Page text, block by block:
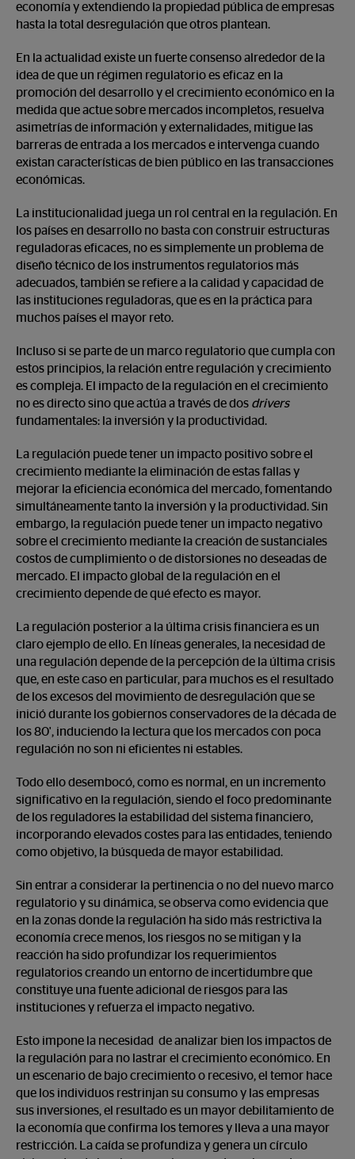
economía y extendiendo la propiedad pública de empresas
hasta la total desregulación que otros plantean.
En la actualidad existe un fuerte consenso alrededor de la
idea de que un régimen regulatorio es eficaz en la
promoción del desarrollo y el crecimiento económico en la
medida que actue sobre mercados incompletos, resuelva
asimetrías de información y externalidades, mitigue las
barreras de entrada a los mercados e intervenga cuando
existan características de bien público en las transacciones
económicas.
La institucionalidad juega un rol central en la regulación. En
los países en desarrollo no basta con construir estructuras
reguladoras eficaces, no es simplemente un problema de
diseño técnico de los instrumentos regulatorios más
adecuados, también se refiere a la calidad y capacidad de
las instituciones reguladoras, que es en la práctica para
muchos países el mayor reto.
Incluso si se parte de un marco regulatorio que cumpla con
estos principios, la relación entre regulación y crecimiento
es compleja. El impacto de la regulación en el crecimiento
no es directo sino que actúa a través de dos drivers
fundamentales: la inversión y la productividad.
La regulación puede tener un impacto positivo sobre el
crecimiento mediante la eliminación de estas fallas y
mejorar la eficiencia económica del mercado, fomentando
simultáneamente tanto la inversión y la productividad. Sin
embargo, la regulación puede tener un impacto negativo
sobre el crecimiento mediante la creación de sustanciales
costos de cumplimiento o de distorsiones no deseadas de
mercado. El impacto global de la regulación en el
crecimiento depende de qué efecto es mayor.
La regulación posterior a la última crisis financiera es un
claro ejemplo de ello. En líneas generales, la necesidad de
una regulación depende de la percepción de la última crisis
que, en este caso en particular, para muchos es el resultado
de los excesos del movimiento de desregulación que se
inició durante los gobiernos conservadores de la década de
los 80', induciendo la lectura que los mercados con poca
regulación no son ni eficientes ni estables.
Todo ello desembocó, como es normal, en un incremento
significativo en la regulación, siendo el foco predominante
de los reguladores la estabilidad del sistema financiero,
incorporando elevados costes para las entidades, teniendo
como objetivo, la búsqueda de mayor estabilidad.
Sin entrar a considerar la pertinencia o no del nuevo marco
regulatorio y su dinámica, se observa como evidencia que
en la zonas donde la regulación ha sido más restrictiva la
economía crece menos, los riesgos no se mitigan y la
reacción ha sido profundizar los requerimientos
regulatorios creando un entorno de incertidumbre que
constituye una fuente adicional de riesgos para las
instituciones y refuerza el impacto negativo.
Esto impone la necesidad de analizar bien los impactos de
la regulación para no lastrar el crecimiento económico. En
un escenario de bajo crecimiento o recesivo, el temor hace
que los individuos restrinjan su consumo y las empresas
sus inversiones, el resultado es un mayor debilitamiento de
la economía que confirma los temores y lleva a una mayor
restricción. La caída se profundiza y genera un círculo